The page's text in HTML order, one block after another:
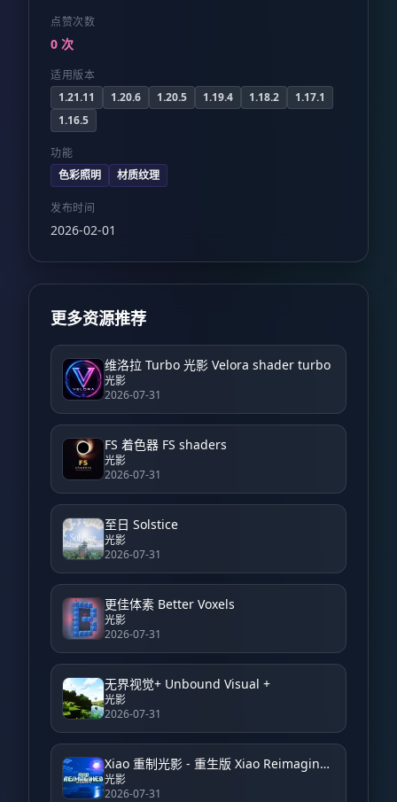
点赞次数
0 次
适用版本
1.21.11
1.20.6 1.20.5 1.19.4 1.18.2
1.17.1
1.16.5
功能
色彩照明
材质纹理
发布时间
2026-02-01
更多资源推荐
维洛拉 Turbo 光影 Velora shader turbo
光影
2026-07-31
FS 着色器 FS shaders
光影
2026-07-31
至日 Solstice
光影
2026-07-31
更佳体素 Better Voxels
光影
2026-07-31
无界视觉+ Unbound Visual +
光影
2026-07-31
Xiao 重制光影 - 重生版 Xiao Reimagined Shader - Reborn
光影
2026-07-31